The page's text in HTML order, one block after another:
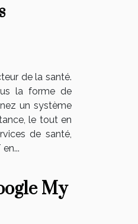
de la santé.
la forme de
un système
le tout en
de santé,
My